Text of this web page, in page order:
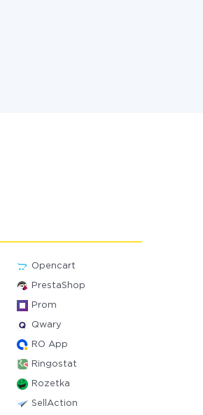
Opencart
PrestaShop
Prom
Qwary
RO App
Ringostat
Rozetka
SellAction